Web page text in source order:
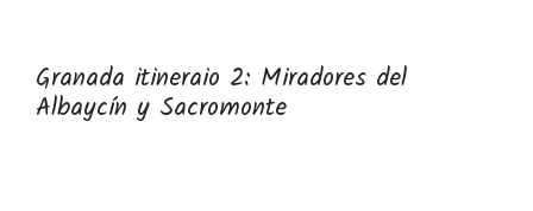
Granada itineraio 2: Miradores del
Albaycín y Sacromonte